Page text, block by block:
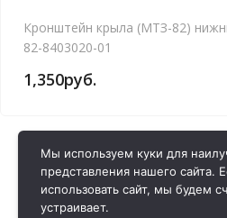
Кронштейн крыла (МТЗ-82)
82-8403020-01
1,350руб.
Мы используем куки для
представления нашего сайта.
использовать сайт, мы будем
устраивает.